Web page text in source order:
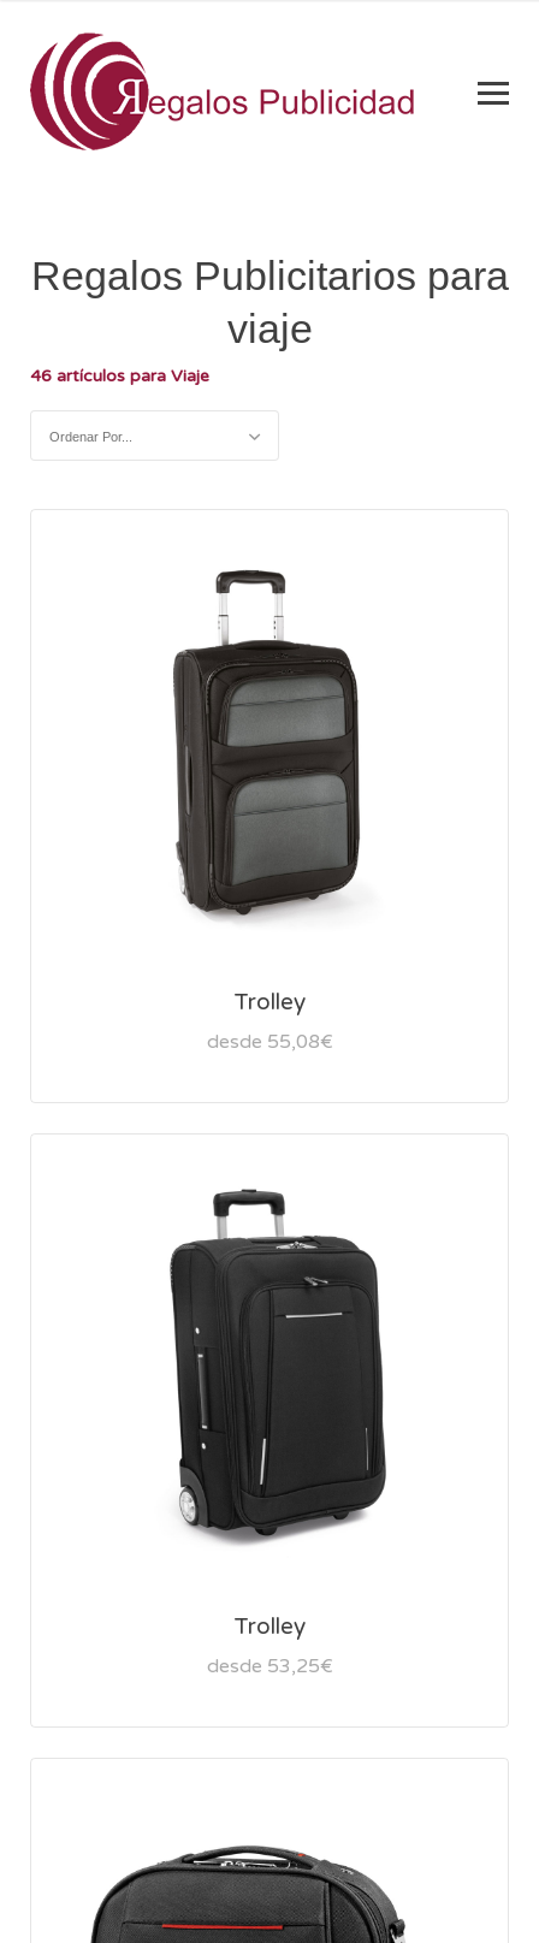
Regalos Publicitarios para
viaje
46 artículos para Viaje
Trolley
desde 55,08€
Trolley
desde 53,25€